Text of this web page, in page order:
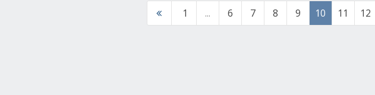
1 ... 6 7 8 9 10 11 12